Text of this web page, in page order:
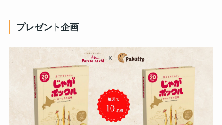
プレゼント企画